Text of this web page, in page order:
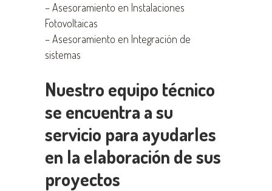
–Asesoramiento en Instalaciones
Fotovoltaicas
–Asesoramiento en Integración de
sistemas
Nuestro equipo técnico
se encuentra a su
servicio para ayudarles
en la elaboración de sus
proyectos